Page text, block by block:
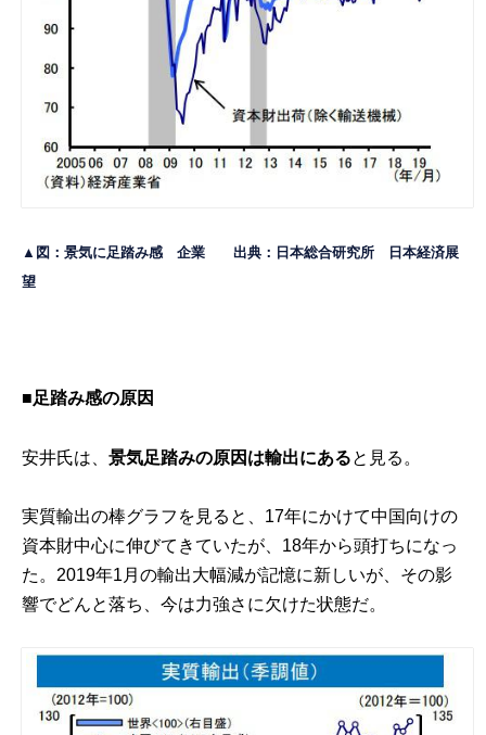
▲図：景気に足踏み感 企業 出典：日本総合研究所
日本経済展
望
■足踏み感の原因
安井氏は、景気足踏みの原因は輸出にあると見る。
実質輸出の棒グラフを見ると、17年にかけて中国向けの
資本財中心に伸びてきていたが、18年から頭打ちになっ
た。2019年1月の輸出大幅減が記憶に新しいが、その影
響でどんと落ち、今は力強さに欠けた状態だ。